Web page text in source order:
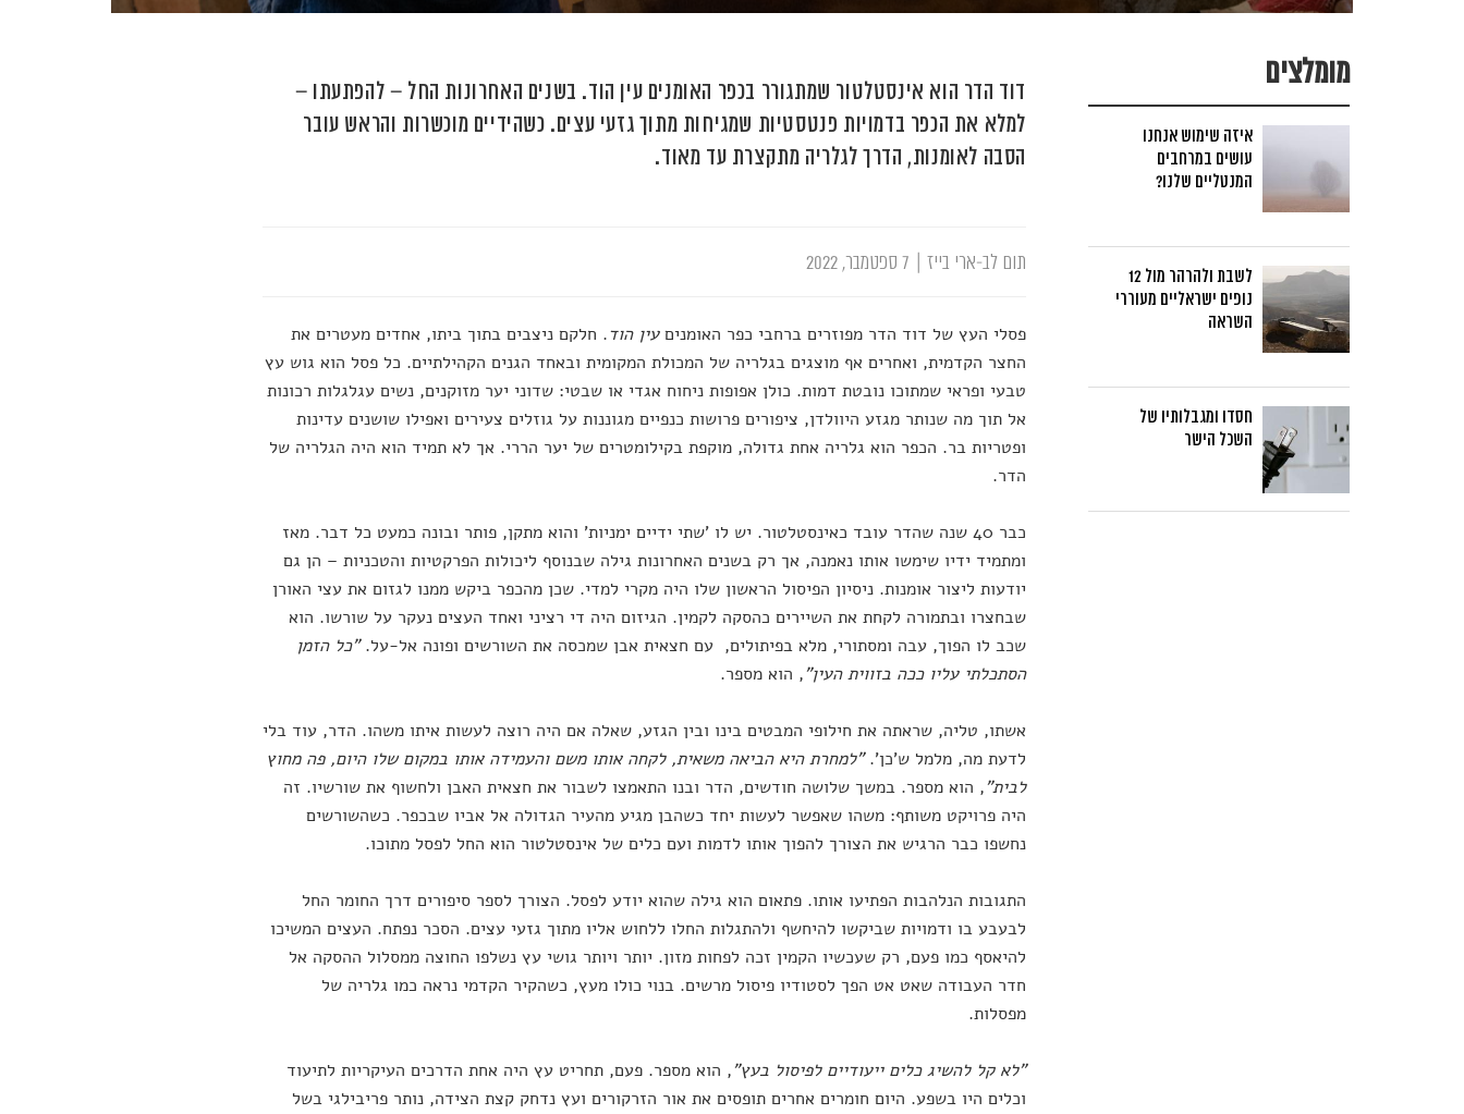
דוד הדר הוא אינסטלטור שמתגורר בכפר האומנים עין הוד. בשנים האחרונות החל – להפתעתו –
למלא את הכפר בדמויות פנטסטיות שמגיחות מתוך גזעי עצים. כשהידיים מוכשרות והראש עובר
הסבה לאומנות, הדרך לגלריה מתקצרת עד מאוד.
תום לב-ארי בייז
פסלי העץ של דוד הדר מפוזרים ברחבי כפר האומניםעין הוד. חלקם ניצבים בתוך ביתו, אחדים מעטרים את
החצר הקדמית, ואחרים אף מוצגים בגלריה של המכולת המקומית ובאחד הגנים הקהילתיים. כל פסל הוא גוש עץ
טבעי ופראי שמתוכו נובטת דמות. כולן אפופות ניחוח אגדי או שבטי: שדוני יער מזוקנים, נשים עגלגלות רכונות
אל תוך מה שנותר מגזע היוולדן, ציפורים פרושות כנפיים מגוננות על גוזלים צעירים ואפילו שושנים עדינות
ופטריות בר. הכפר הוא גלריה אחת גדולה, מוקפת בקילומטרים של יער הררי. אך לא תמיד הוא היה הגלריה של
הדר.
כבר 40 שנה שהדר עובד כאינסטלטור. יש לו 'שתי ידיים ימניות' והוא מתקן, פותר ובונה כמעט כל דבר. מאז
ומתמיד ידיו שימשו אותו נאמנה, אך רק בשנים האחרונות גילה שבנוסף ליכולות הפרקטיות והטכניות – הן גם
יודעות ליצור אומנות. ניסיון הפיסול הראשון שלו היה מקרי למדי. שכן מהכפר ביקש ממנו לגזום את עצי האורן
שבחצרו ובתמורה לקחת את השיירים כהסקה לקמין. הגיזום היה די רציני ואחד העצים נעקר על שורשו. הוא
שכב לו הפוך, עבה ומסתורי, מלא בפיתולים, עם חצאית אבן שמכסה את השורשים ופונה אל-על."כל הזמן
הסתכלתי עליו ככה בזווית העין", הוא מספר.
אשתו, טליה, שראתה את חילופי המבטים בינו ובין הגזע, שאלה אם היה רוצה לעשות איתו משהו. הדר, עוד בלי
לדעת מה, מלמל ש'כן'."למחרת היא הביאה משאית, לקחה אותו משם והעמידה אותו במקום שלו היום, פה מחוץ
לבית", הוא מספר. במשך שלושה חודשים, הדר ובנו התאמצו לשבור את חצאית האבן ולחשוף את שורשיו. זה
היה פרויקט משותף: משהו שאפשר לעשות יחד כשהבן מגיע מהעיר הגדולה אל אביו שבכפר. כשהשורשים
נחשפו כבר הרגיש את הצורך להפוך אותו לדמות ועם כלים של אינסטלטור הוא החל לפסל מתוכו.
התגובות הנלהבות הפתיעו אותו. פתאום הוא גילה שהוא יודע לפסל. הצורך לספר סיפורים דרך החומר החל
לבעבע בו ודמויות שביקשו להיחשף ולהתגלות החלו ללחוש אליו מתוך גזעי עצים. הסכר נפתח. העצים המשיכו
להיאסף כמו פעם, רק שעכשיו הקמין זכה לפחות מזון. יותר ויותר גושי עץ נשלפו החוצה ממסלול ההסקה אל
חדר העבודה שאט אט הפך לסטודיו פיסול מרשים. בנוי כולו מעץ, כשהקיר הקדמי נראה כמו גלריה של
מפסלות.
"לא קל להשיג כלים ייעודיים לפיסול בעץ", הוא מספר. פעם, תחריט עץ היה אחת הדרכים העיקריות לתיעוד
וכלים היו בשפע. היום חומרים אחרים תופסים את אור הזרקורים ועץ נדחק קצת הצידה, נותר פריבילגי בשל
מומלצים
איזה שימוש אנחנו
עושים במרחבים
המנטליים שלנו?
לשבת ולהרהר מול 12
נופים ישראליים מעוררי
השראה
חסדו ומגבלותיו של
השכל הישר